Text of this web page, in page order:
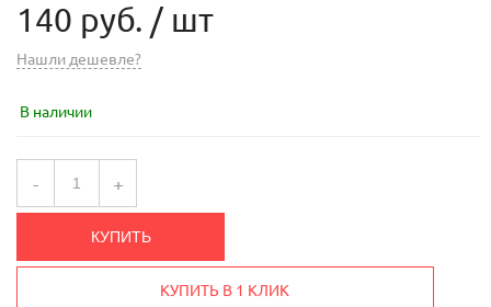
140 руб. / шт
Нашли дешевле?
В наличии
- +
КУПИТЬ
КУПИТЬ В 1 КЛИК